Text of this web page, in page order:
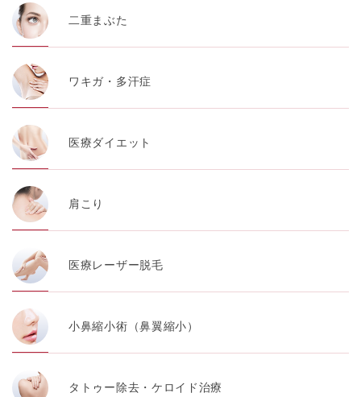
【第三者提供について】
TCBグループは、個人情報保護法その他の法令により認
められる場合を除き、患者様の同意なしに、取得情報を
委託先以外の第三者に開示・提供することはありませ
ん。
【個人情報の開示・訂正・利用停止について】
TCBグループは、本人の申し出により個人情報に関する
について、これを適切に対応します。
問合せ先：個人情報お問合せフォーム
【Cookie(クッキー)について】
Cookieは、一般的にインターネット閲覧を行う際、又は
WEBサービスを利用する際に、閲覧者のデバイス内にそ
TCBグループでは、Cookie及び類似技術を使用して収集
した情報を利用することにより、WEBサイトの利用状況
を分析し、パフォーマンス改善や、WEBサイトを通じて
提供するサービスの向上・改善のため、Cookieを使用す
ることがあります。ご使用のブラウザによりCookieを無
効とすることが可能です。ただし、Cookieを無効にした
場合、WEBサイト上のサービスの全部または一部のペー
ジが正しく表示されなくなる場合がありますのでご留意
【アクセスログについて】
二重まぶた
ワキガ・多汗症
医療ダイエット
肩こり
医療レーザー脱毛
小鼻縮小術（鼻翼縮小）
タトゥー除去・ケロイド治療